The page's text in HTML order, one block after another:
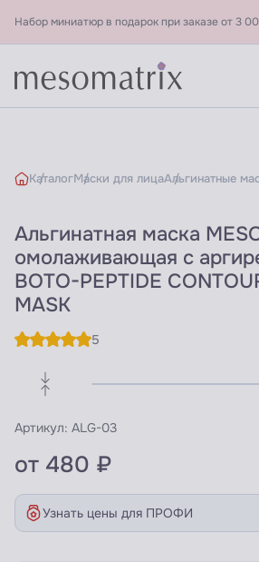
Набор миниатюр в подарок при заказе от 3
КаталогМаски для лицаАльгинатные
Альгинатная маска
омолаживающая с
BOTO-PEPTIDE
MASK
5
Артикул: ALG-03
от 480 ₽
Узнать цены для ПРОФИ